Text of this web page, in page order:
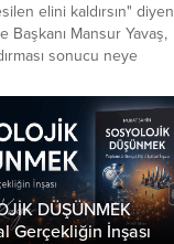
elini kaldırsın" diyen
Mansur Yavaş,
sonucu neye
DÜŞÜNMEK
Gerçekliğin İnşası